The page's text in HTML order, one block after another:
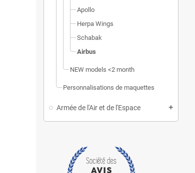
Apollo
Herpa Wings
Schabak
Airbus
NEW models <2 month
Personnalisations de maquettes
Armée de l'Air et de l'Espace